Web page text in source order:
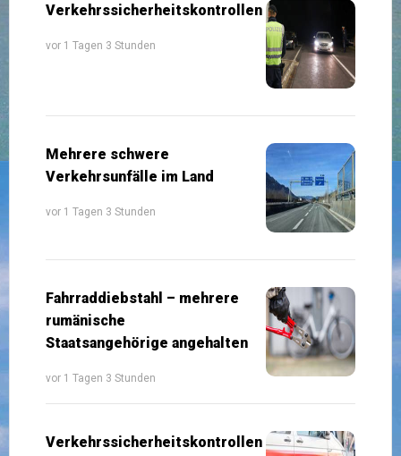
Verkehrssicherheitskontrollen
vor 1 Tagen 3 Stunden
Mehrere schwere
Verkehrsunfälle im Land
vor 1 Tagen 3 Stunden
Fahrraddiebstahl – mehrere
rumänische
Staatsangehörige angehalten
vor 1 Tagen 3 Stunden
Verkehrssicherheitskontrollen